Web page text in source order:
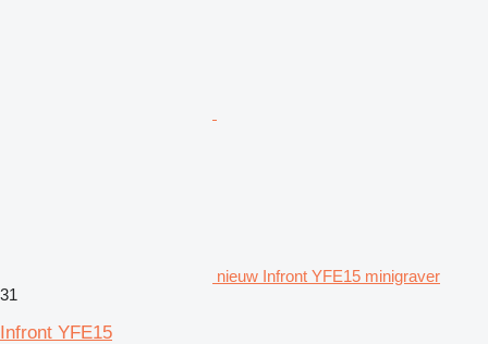
nieuw Infront YFE15 minigraver
31
Infront YFE15